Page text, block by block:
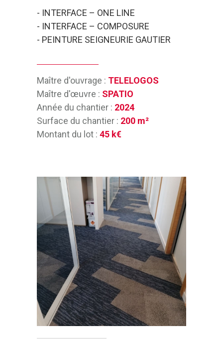
INTERFACE – ONE LINE
INTERFACE – COMPOSURE
PEINTURE SEIGNEURIE GAUTIER
Maître d'ouvrage : TELELOGOS
Maître d'œuvre : SPATIO
Année du chantier : 2024
Surface du chantier : 200 m²
Montant du lot : 45 k€